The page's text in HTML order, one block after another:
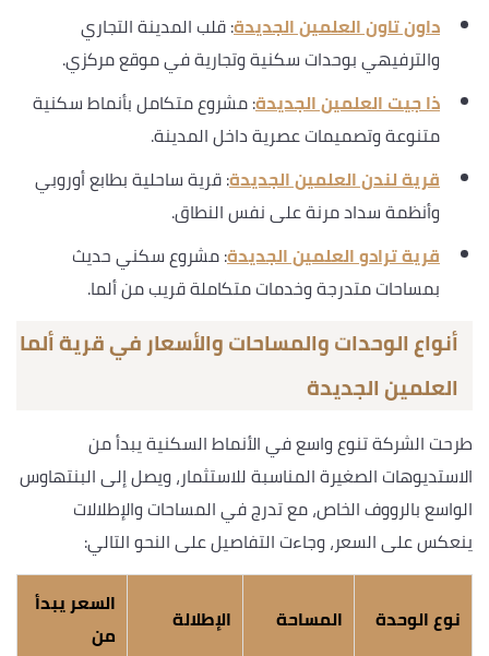
داون تاون العلمين الجديدة: قلب المدينة التجاري
والترفيهي بوحدات سكنية وتجارية في موقع مركزي.
ذا جيت العلمين الجديدة: مشروع متكامل بأنماط سكنية
متنوعة وتصميمات عصرية داخل المدينة.
قرية لندن العلمين الجديدة: قرية ساحلية بطابع أوروبي
وأنظمة سداد مرنة على نفس النطاق.
قرية ترادو العلمين الجديدة: مشروع سكني حديث
بمساحات متدرجة وخدمات متكاملة قريب من ألما.
أنواع الوحدات والمساحات والأسعار في قرية ألما
العلمين الجديدة
طرحت الشركة تنوع واسع في الأنماط السكنية يبدأ من
الاستديوهات الصغيرة المناسبة للاستثمار، ويصل إلى البنتهاوس
الواسع بالرووف الخاص، مع تدرج في المساحات والإطلالات
ينعكس على السعر، وجاءت التفاصيل على النحو التالي:
نوع الوحدة المساحة الإطلالة
السعر يبدأ
من